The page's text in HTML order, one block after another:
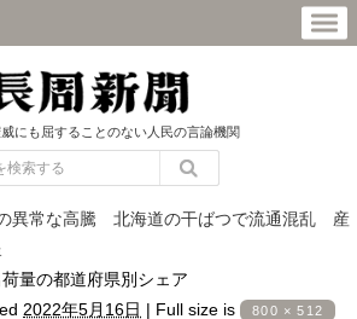
にも屈することのない人民の言論機関
異常な高騰 北海道の干ばつで流通混乱 産
量の都道府県別シェア
2022年5月16日 | Full size is 800 × 512